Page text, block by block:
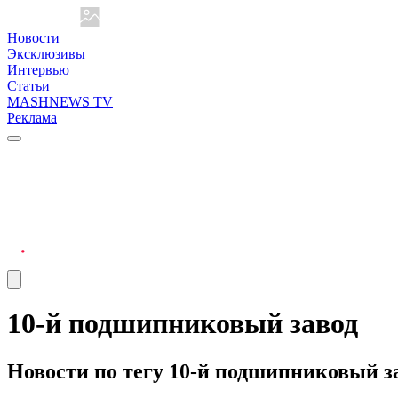
Новости
Эксклюзивы
Интервью
Статьи
MASHNEWS TV
Реклама
10-й подшипниковый завод
Новости по тегу 10-й подшипниковый